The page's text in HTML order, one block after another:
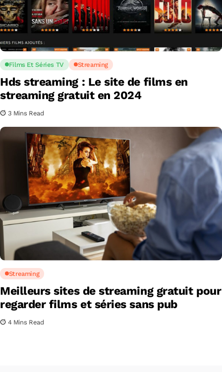
Films Et Séries TV Streaming
Hds streaming : Le site de films en
streaming gratuit en 2024
3 Mins Read
Streaming
Meilleurs sites de streaming gratuit pour
regarder films et séries sans pub
4 Mins Read